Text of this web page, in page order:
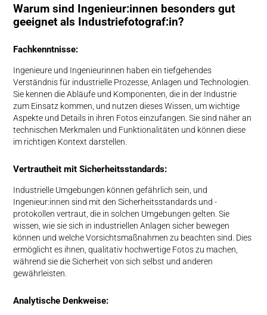
Warum sind Ingenieur:innen besonders gut
geeignet als Industriefotograf:in?
Fachkenntnisse:
Ingenieure und Ingenieurinnen haben ein tiefgehendes
Verständnis für industrielle Prozesse, Anlagen und Technologien.
Sie kennen die Abläufe und Komponenten, die in der Industrie
zum Einsatz kommen, und nutzen dieses Wissen, um wichtige
Aspekte und Details in ihren Fotos einzufangen.Sie sind näher an
technischen Merkmalen und Funktionalitäten und können diese
im richtigen Kontext darstellen.
Vertrautheit mit Sicherheitsstandards:
Industrielle Umgebungen können gefährlich sein, und
Ingenieur:innen sind mit den Sicherheitsstandards und -
protokollen vertraut, die in solchen Umgebungen gelten. Sie
wissen, wie sie sich in industriellen Anlagen sicher bewegen
können und welche Vorsichtsmaßnahmen zu beachten sind. Dies
ermöglicht es ihnen, qualitativ hochwertige Fotos zu machen,
während sie die Sicherheit von sich selbst und anderen
gewährleisten.
Analytische Denkweise: